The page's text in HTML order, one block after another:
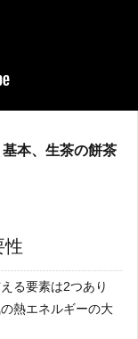
本、生茶の餅茶
性
る要素は2つあり
熱エネルギーの大